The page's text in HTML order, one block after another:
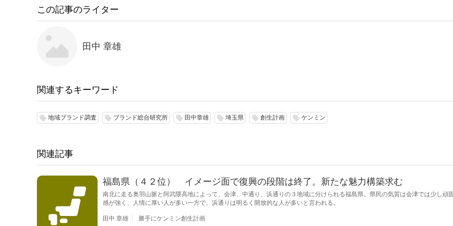
この記事のライター
田中 章雄
関連するキーワード
local_offer 地域ブランド調査 local_offer ブランド総合研究所 local_offer 田中章雄 local_offer 埼玉県 local_offer 創生計画 local_offer ケンミン
関連記事
福島県（４２位） イメージ面で復興の段階は終了。新たな魅力構築求む
南北に走る奥羽山脈と阿武隈高地によって、会津、中通り、浜通りの３地域に分けられる福島県。県民の気質は会津では少し頑
感が強く、人情に厚い人が多い一方で、浜通りは明るく開放的な人が多いと言われる。
田中 章雄 勝手にケンミン創生計画